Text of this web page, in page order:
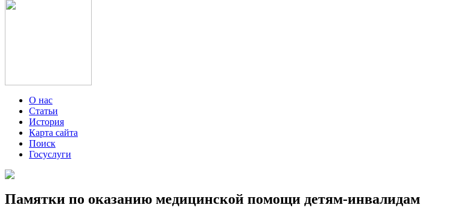
О нас
Статьи
История
Карта сайта
Поиск
Госуслуги
Памятки по оказанию медицинской помощи детям-инвалидам